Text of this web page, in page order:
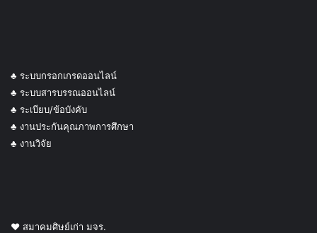
♣ ระบบกรอกเกรดออนไลน์
♣ ระบบสารบรรณออนไลน์
♣ ระเบียบ/ข้อบังคับ
♣ งานประกันคุณภาพการศึกษา
♣ งานวิจัย
♥ สมาคมศิษย์เก่า มจร.